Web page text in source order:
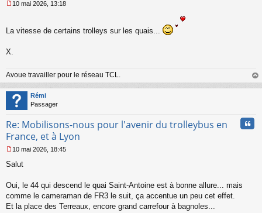
g
n
l
u
10 mai 2026, 13:18
La vitesse de certains trolleys sur les quais...
X.
Avoue travailler pour le réseau TCL.
au
Rémi
Passager
Re: Mobilisons-nous pour l'avenir du trolleybus en
France, et à Lyon
e
g
e
10 mai 2026, 18:45
Salut
Oui, le 44 qui descend le quai Saint-Antoine est à bonne allure... mais
comme le cameraman de FR3 le suit, ça accentue un peu cet effet.
Et la place des Terreaux, encore grand carrefour à bagnoles...